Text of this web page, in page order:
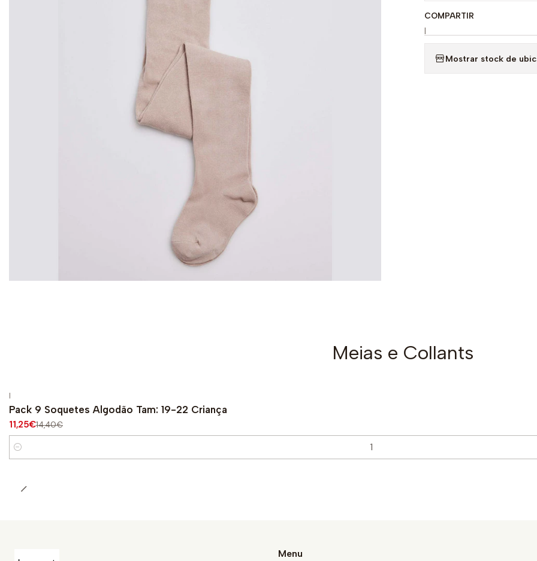
COMPARTIR
|
Mostrar stock de
Meias e Collants
|
Pack 9 Soquetes Algodão Tam: 19-22 Criança
11,25€14,40€
Cantidad
Menu